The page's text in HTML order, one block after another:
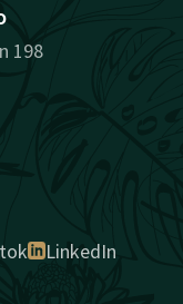
198
LinkedIn